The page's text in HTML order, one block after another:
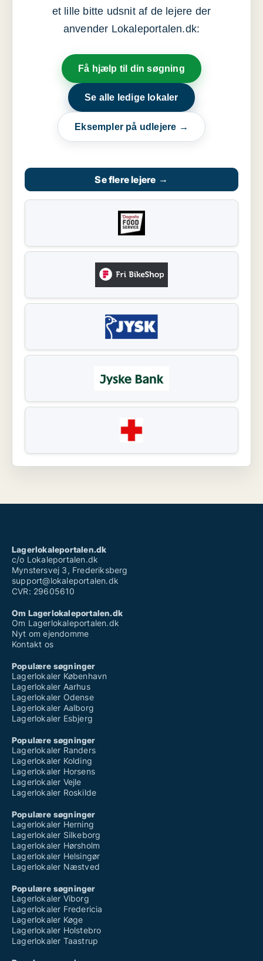
et lille bitte udsnit af de lejere der
anvender Lokaleportalen.dk:
Få hjælp til din søgning
Se alle ledige lokaler
Eksempler på udlejere →
Se flere lejere →
Lagerlokaleportalen.dk
c/o Lokaleportalen.dk
Mynstersvej 3, Frederiksberg
support@lokaleportalen.dk
CVR: 29605610
Om Lagerlokaleportalen.dk
Om Lagerlokaleportalen.dk
Nyt om ejendomme
Kontakt os
Populære søgninger
Lagerlokaler København
Lagerlokaler Aarhus
Lagerlokaler Odense
Lagerlokaler Aalborg
Lagerlokaler Esbjerg
Populære søgninger
Lagerlokaler Randers
Lagerlokaler Kolding
Lagerlokaler Horsens
Lagerlokaler Vejle
Lagerlokaler Roskilde
Populære søgninger
Lagerlokaler Herning
Lagerlokaler Silkeborg
Lagerlokaler Hørsholm
Lagerlokaler Helsingør
Lagerlokaler Næstved
Populære søgninger
Lagerlokaler Viborg
Lagerlokaler Fredericia
Lagerlokaler Køge
Lagerlokaler Holstebro
Lagerlokaler Taastrup